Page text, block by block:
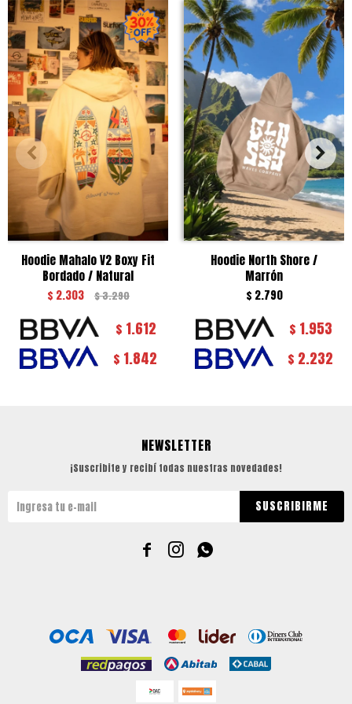
Hoodie Mahalo V2 Boxy Fit
Bordado / Natural
$ 2.303 $3.290
$ 1.612
$ 1.842
Hoodie North Shore /
Marrón
$ 2.790
$ 1.953
$ 2.232
NEWSLETTER
¡Suscribite y recibí todas nuestras novedades!
SUSCRIBIRME
  